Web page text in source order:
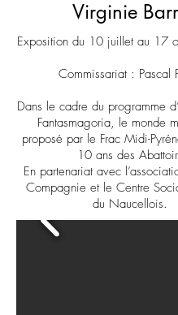
Virginie
Exposition du 10 juillet au 17
Commissariat : Pascal
Dans le cadre du programme
Fantasmagoria, le monde
proposé par le Frac Midi-
10 ans des
En partenariat avec
Compagnie et le Centre
du Naucellois.